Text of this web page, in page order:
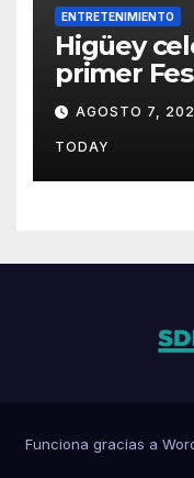
ENTRETENIMIENTO
Higüey
primer
AGOSTO 7,
TODAY
Funciona gracias a